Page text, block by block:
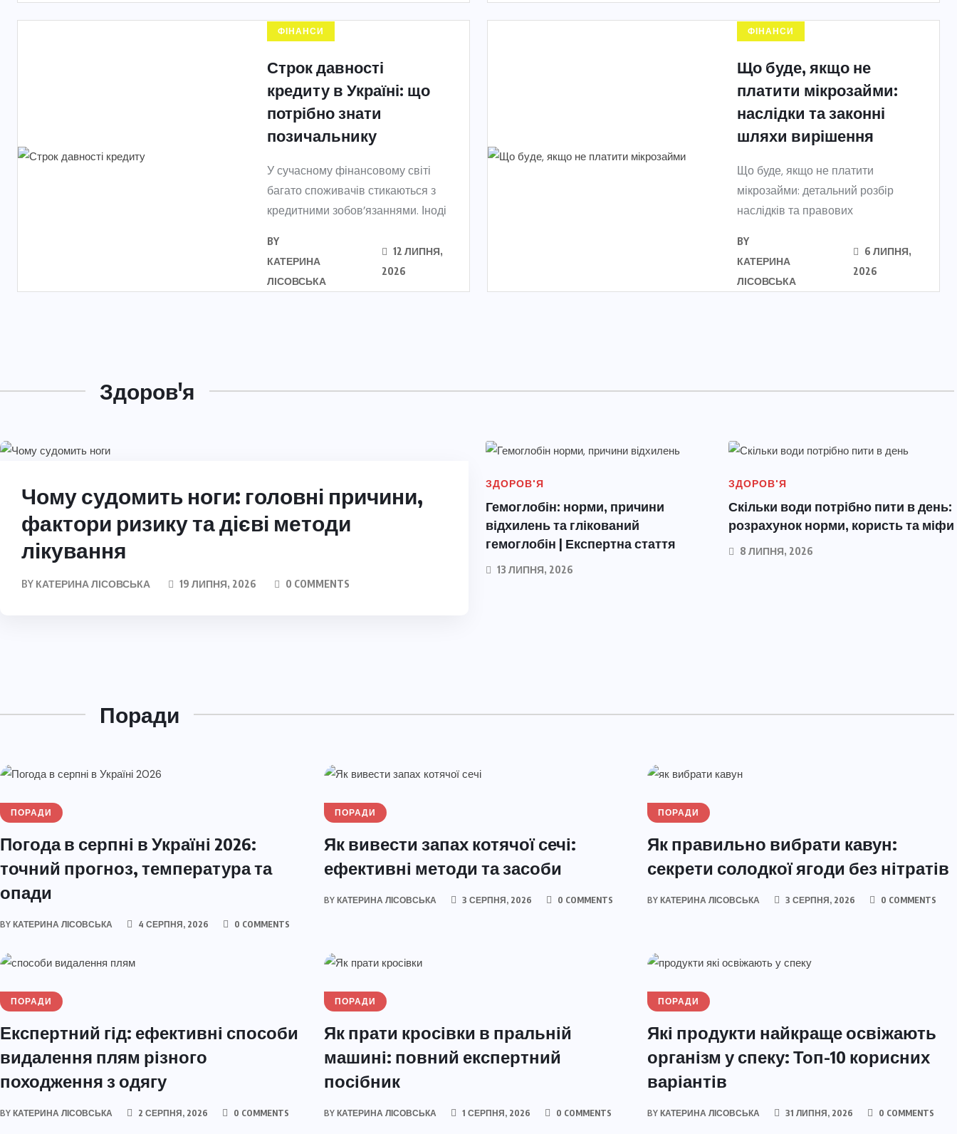
ФІНАНСИ
Строк давності
кредиту в Україні: що
потрібно знати
позичальнику
У сучасному фінансовому світі
багато споживачів стикаються з
кредитними зобов’язаннями. Іноді
BY
КАТЕРИНА
ЛІСОВСЬКА
12 ЛИПНЯ,
2026
ФІНАНСИ
Що буде, якщо не
платити мікрозайми:
наслідки та законні
шляхи вирішення
Що буде, якщо не платити
мікрозайми: детальний розбір
наслідків та правових
BY
КАТЕРИНА
ЛІСОВСЬКА
6 ЛИПНЯ,
2026
Здоров'я
Чому судомить ноги: головні причини,
фактори ризику та дієві методи
лікування
BY КАТЕРИНА ЛІСОВСЬКА 19 ЛИПНЯ, 2026 0 COMMENTS
ЗДОРОВ'Я
Гемоглобін: норми, причини
відхилень та глікований
гемоглобін | Експертна стаття
13 ЛИПНЯ, 2026
ЗДОРОВ'Я
Скільки води потрібно пити в день:
розрахунок норми, користь та міфи
8 ЛИПНЯ, 2026
Поради
ПОРАДИ
Погода в серпні в Україні 2026:
точний прогноз, температура та
опади
BY КАТЕРИНА ЛІСОВСЬКА 4 СЕРПНЯ, 2026 0 COMMENTS
ПОРАДИ
Як вивести запах котячої сечі:
ефективні методи та засоби
BY КАТЕРИНА ЛІСОВСЬКА 3 СЕРПНЯ, 2026 0 COMMENTS
ПОРАДИ
Як правильно вибрати кавун:
секрети солодкої ягоди без нітратів
BY КАТЕРИНА ЛІСОВСЬКА 3 СЕРПНЯ, 2026 0 COMMENTS
ПОРАДИ
Експертний гід: ефективні способи
видалення плям різного
походження з одягу
BY КАТЕРИНА ЛІСОВСЬКА 2 СЕРПНЯ, 2026 0 COMMENTS
ПОРАДИ
Як прати кросівки в пральній
машині: повний експертний
посібник
BY КАТЕРИНА ЛІСОВСЬКА 1 СЕРПНЯ, 2026 0 COMMENTS
ПОРАДИ
Які продукти найкраще освіжають
організм у спеку: Топ-10 корисних
варіантів
BY КАТЕРИНА ЛІСОВСЬКА 31 ЛИПНЯ, 2026 0 COMMENTS